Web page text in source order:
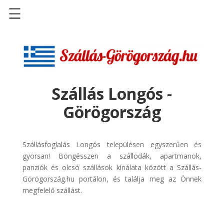
Szállások
Repülőjegy
pénzvisszatérítéssel
Discover
Cars
Transzfer
☰
Szállás Longós -
Görögország
Szállásfoglalás Longós településen egyszerűen és
gyorsan! Böngésszen a szállodák, apartmanok,
panziók és olcsó szállások kínálata között a Szállás-
Görögország.hu portálon, és találja meg az Önnek
megfelelő szállást.